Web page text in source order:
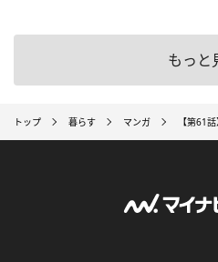
もっと
トップ 暮らす マンガ 【第61